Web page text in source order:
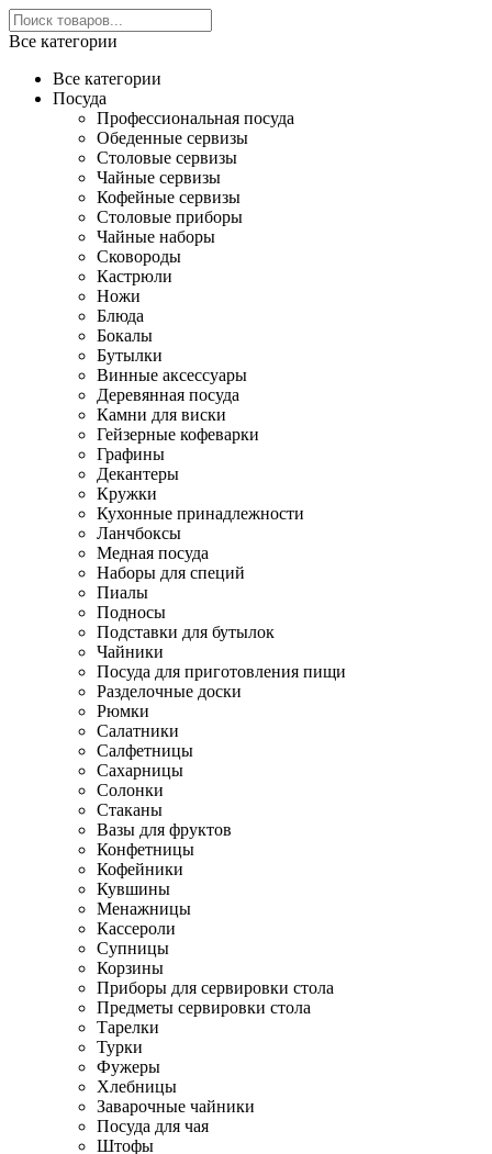
Все категории
Все категории
Посуда
Профессиональная посуда
Обеденные сервизы
Столовые сервизы
Чайные сервизы
Кофейные сервизы
Столовые приборы
Чайные наборы
Сковороды
Кастрюли
Ножи
Блюда
Бокалы
Бутылки
Винные аксессуары
Деревянная посуда
Камни для виски
Гейзерные кофеварки
Графины
Декантеры
Кружки
Кухонные принадлежности
Ланчбоксы
Медная посуда
Наборы для специй
Пиалы
Подносы
Подставки для бутылок
Чайники
Посуда для приготовления пищи
Разделочные доски
Рюмки
Салатники
Салфетницы
Сахарницы
Солонки
Стаканы
Вазы для фруктов
Конфетницы
Кофейники
Кувшины
Менажницы
Кассероли
Супницы
Корзины
Приборы для сервировки стола
Предметы сервировки стола
Тарелки
Турки
Фужеры
Хлебницы
Заварочные чайники
Посуда для чая
Штофы